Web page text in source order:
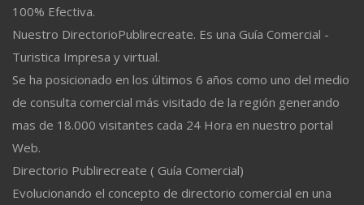
100% Efectiva.
Nuestro DirectorioPublirecreate. Es una Guía Comercial -
Turistica Impresa y virtual.
Se ha posicionado en los últimos 6 años como uno del medio
de consulta comercial más visitado de la región generando
mas de 18.000 visitantes cada 24 Hora en nuestro portal
Web.
Directorio Publirecreate ( Guía Comercial)
Evolucionando el concepto de directorio comercial en una